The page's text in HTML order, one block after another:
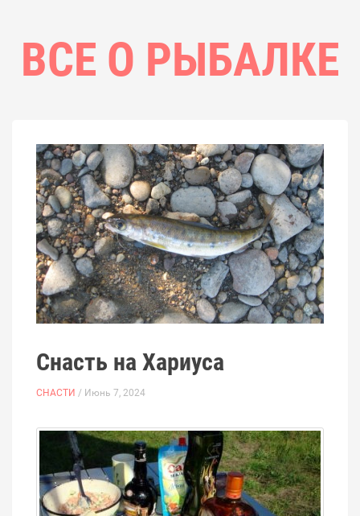
ВСЕ О РЫБАЛКЕ
Снасть на Хариуса
СНАСТИ / Июнь 7, 2024